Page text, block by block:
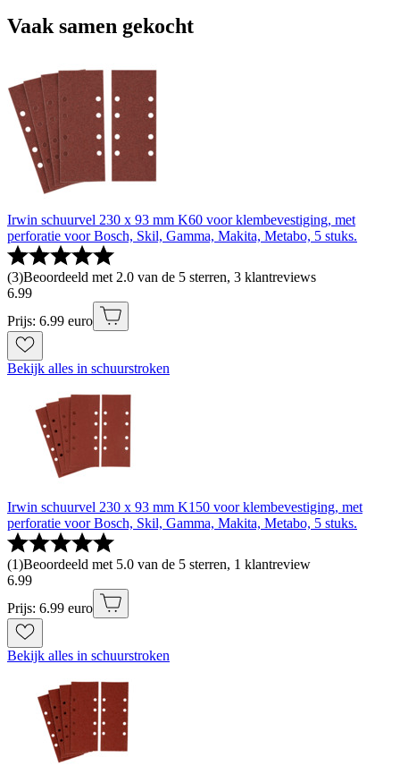
Vaak samen gekocht
Irwin schuurvel 230 x 93 mm K60 voor klembevestiging, met
perforatie voor Bosch, Skil, Gamma, Makita, Metabo, 5 stuks.
(3)Beoordeeld met 2.0 van de 5 sterren, 3 klantreviews
6.99
Prijs: 6.99 euro
Bekijk alles in schuurstroken
Irwin schuurvel 230 x 93 mm K150 voor klembevestiging, met
perforatie voor Bosch, Skil, Gamma, Makita, Metabo, 5 stuks.
(1)Beoordeeld met 5.0 van de 5 sterren, 1 klantreview
6.99
Prijs: 6.99 euro
Bekijk alles in schuurstroken